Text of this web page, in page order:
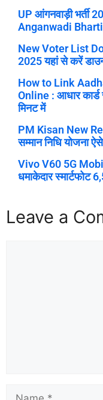
UP आंगनवाड़ी भर्ती
Anganwadi
New Voter List
2025 यहां से करें
How to Link
Online : आधार
मिनट में
PM Kisan New
सम्मान निधि योजना
Vivo V60 5G
धमाकेदार स्मार्टफोट
Leave a